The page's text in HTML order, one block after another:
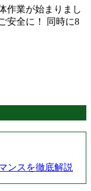
作業が始まりまし
安全に！ 同時に8
ンスを徹底解説